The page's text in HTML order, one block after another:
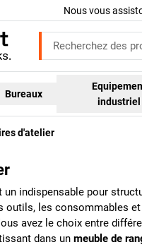
Nous vous
Bureaux
industriel
d'atelier
indispensable pour
outils, les consommables
avez le choix entre
dans un meuble de